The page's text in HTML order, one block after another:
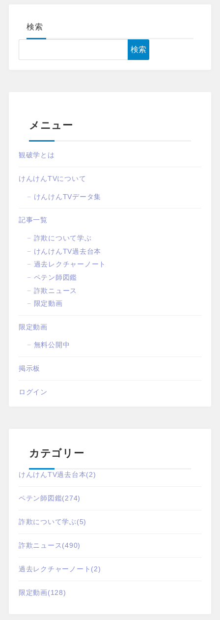
検索
検索
メニュー
観破学とは
けんけんTVについて
けんけんTVデータ集
記事一覧
詐欺について学ぶ
けんけんTV過去台本
過去レクチャーノート
ペテン師図鑑
詐欺ニュース
限定動画
限定動画
無料公開中
掲示板
ログイン
カテゴリー
けんけんTV過去台本(2)
ペテン師図鑑(274)
詐欺について学ぶ(5)
詐欺ニュース(490)
過去レクチャーノート (2)
限定動画(128)